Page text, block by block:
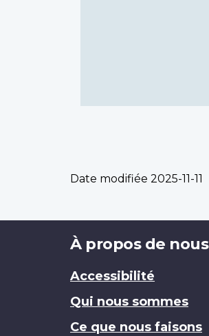
Date modifiée 2025-11-11
Brand
À propos de nous
Accessibilité
Qui nous sommes
Ce que nous faisons